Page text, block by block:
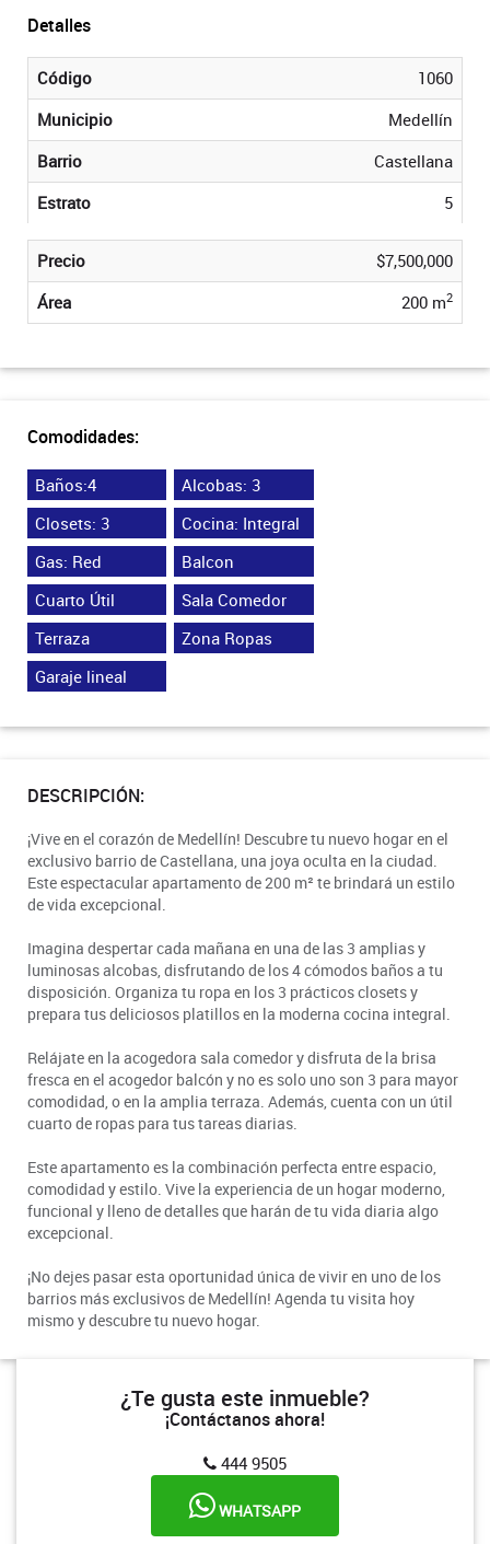
Detalles
Código
1060
Municipio
Medellín
Barrio
Castellana
Estrato
5
Precio
$7,500,000
Área
200 m2
Comodidades:
Baños:4
Alcobas: 3
Closets: 3
Cocina: Integral
Gas: Red
Balcon
Cuarto Útil
Sala Comedor
Terraza
Zona Ropas
Garaje lineal
DESCRIPCIÓN:
¡Vive en el corazón de Medellín! Descubre tu nuevo hogar en el
exclusivo barrio de Castellana, una joya oculta en la ciudad.
Este espectacular apartamento de 200 m² te brindará un estilo
de vida excepcional.
Imagina despertar cada mañana en una de las 3 amplias y
luminosas alcobas, disfrutando de los 4 cómodos baños a tu
disposición. Organiza tu ropa en los 3 prácticos closets y
prepara tus deliciosos platillos en la moderna cocina integral.
Relájate en la acogedora sala comedor y disfruta de la brisa
fresca en el acogedor balcón y no es solo uno son 3 para mayor
comodidad, o en la amplia terraza. Además, cuenta con un útil
cuarto de ropas para tus tareas diarias.
Este apartamento es la combinación perfecta entre espacio,
comodidad y estilo. Vive la experiencia de un hogar moderno,
funcional y lleno de detalles que harán de tu vida diaria algo
excepcional.
¡No dejes pasar esta oportunidad única de vivir en uno de los
barrios más exclusivos de Medellín! Agenda tu visita hoy
mismo y descubre tu nuevo hogar.
¿Te gusta este inmueble?
¡Contáctanos ahora!
444 9505
WHATSAPP